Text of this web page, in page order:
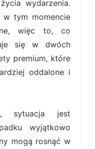
wydarzenia.
w tym momencie
więc to, co
się w dwóch
premium, które
oddalone i
sytuacja jest
wyjątkowo
mogą rosnąć w